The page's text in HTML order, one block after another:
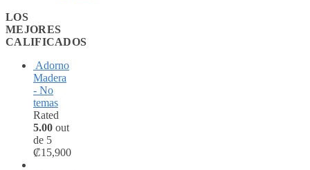
LOS
MEJORES
CALIFICADOS
Adorno
Madera
- No
temas
Rated
5.00 out
de 5
₡15,900